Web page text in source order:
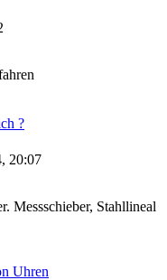
?
20:07
Messschieber, Stahllineal
Uhren